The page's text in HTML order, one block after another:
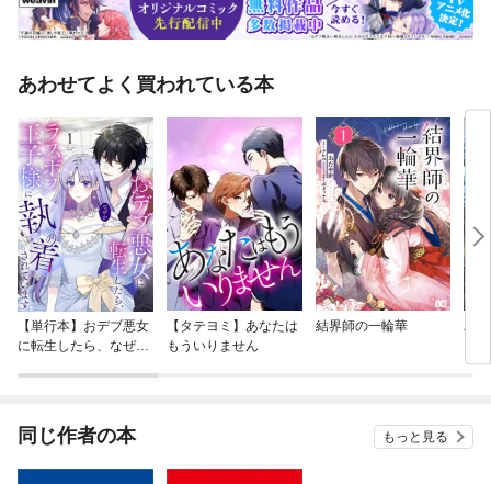
あわせてよく買われている本
【単行本】おデブ悪女
に転生したら、なぜか
【タテヨミ】あなたは
もういりません
結界師の一輪華
バ
今
同じ作者の本 もっと見る